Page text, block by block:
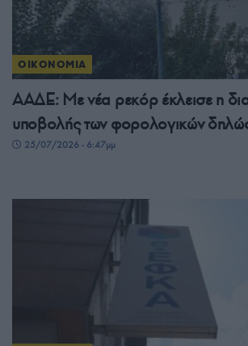
ΟΙΚΟΝΟΜΙΑ
ΑΑΔΕ: Με νέα ρεκόρ έκλεισε η
υποβολής των φορολογικών
25/07/2026 - 6:47μμ